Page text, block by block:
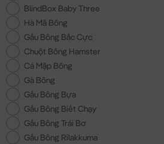
BlindBox Baby Three
Hà Mã Bông
Gấu Bông Bắc Cực
Chuột Bông Hamster
Cá Mập Bông
Gà Bông
Gấu Bông Bựa
Gấu Bông Biết Chạy
Gấu Bông Trái Bơ
Gấu Bông Rilakkuma